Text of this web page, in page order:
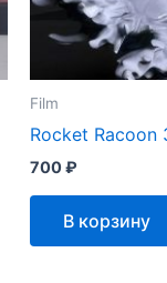
Film
Rocket Racoon
700₽
В корзину